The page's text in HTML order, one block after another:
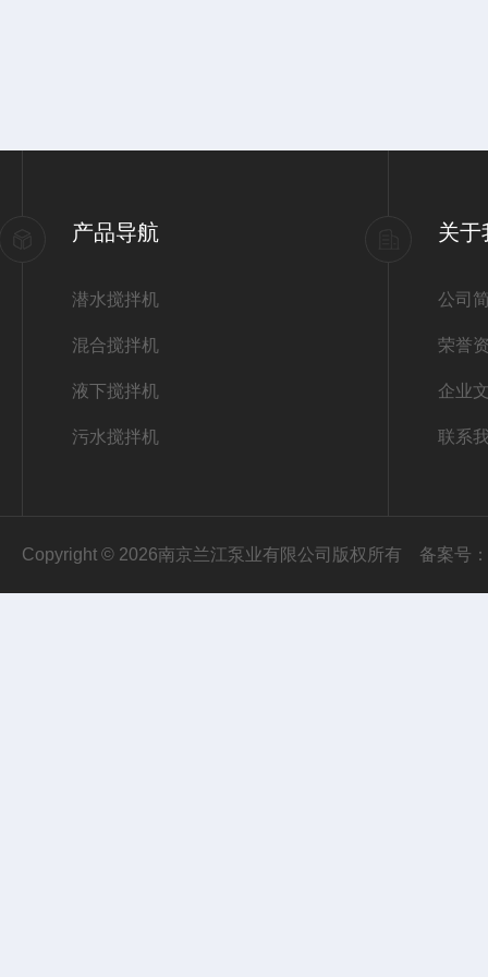
产品导航
潜水搅拌机
混合搅拌机
液下搅拌机
污水搅拌机
关于
公司
荣誉
企业
联系
Copyright © 2026南京兰江泵业有限公司版权所有 备案号